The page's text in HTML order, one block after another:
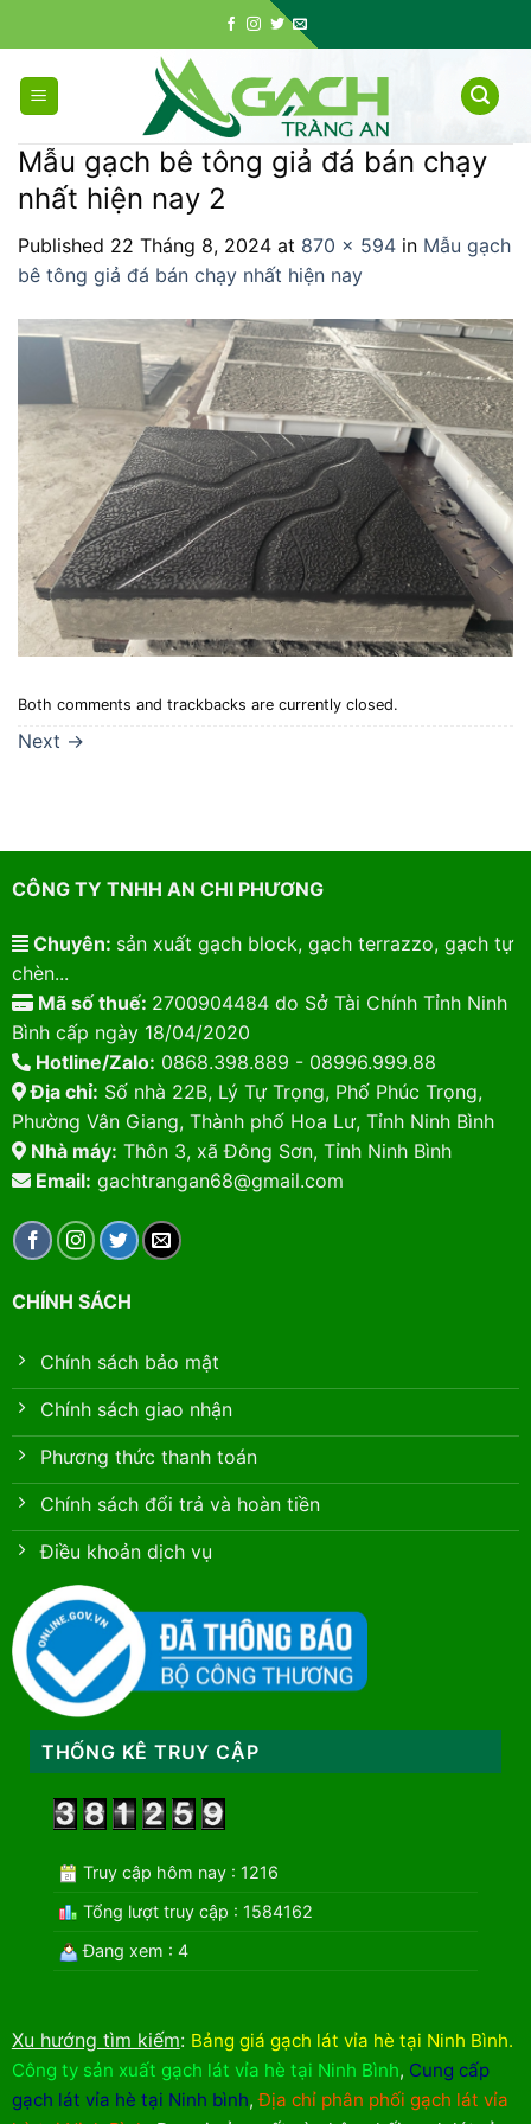
to
content
Mẫu gạch bê tông giả đá bán chạy
nhất hiện nay 2
Published 22 Tháng 8, 2024 at 870 × 594 in Mẫu gạch
bê tông giả đá bán chạy nhất hiện nay
Both comments and trackbacks are currently closed.
Next →
CÔNG TY TNHH AN CHI PHƯƠNG
Chuyên: sản xuất gạch block, gạch terrazzo, gạch tự
chèn...
Mã số thuế: 2700904484 do Sở Tài Chính Tỉnh Ninh
Bình cấp ngày 18/04/2020
Hotline/Zalo: 0868.398.889 - 08996.999.88
Địa chỉ: Số nhà 22B, Lý Tự Trọng, Phố Phúc Trọng,
Phường Vân Giang, Thành phố Hoa Lư, Tỉnh Ninh Bình
Nhà máy: Thôn 3, xã Đông Sơn, Tỉnh Ninh Bình
Email: gachtrangan68@gmail.com
CHÍNH SÁCH
Chính sách bảo mật
Chính sách giao nhận
Phương thức thanh toán
Chính sách đổi trả và hoàn tiền
Điều khoản dịch vụ
THỐNG KÊ TRUY CẬP
Truy cập hôm nay : 1216
Tổng lượt truy cập : 1584162
Đang xem : 4
Xu hướng tìm kiếm: Bảng giá gạch lát vỉa hè tại Ninh Bình.
Công ty sản xuất gạch lát vỉa hè tại Ninh Bình, Cung cấp
gạch lát vỉa hè tại Ninh bình,Địa chỉ phân phối gạch lát vỉa